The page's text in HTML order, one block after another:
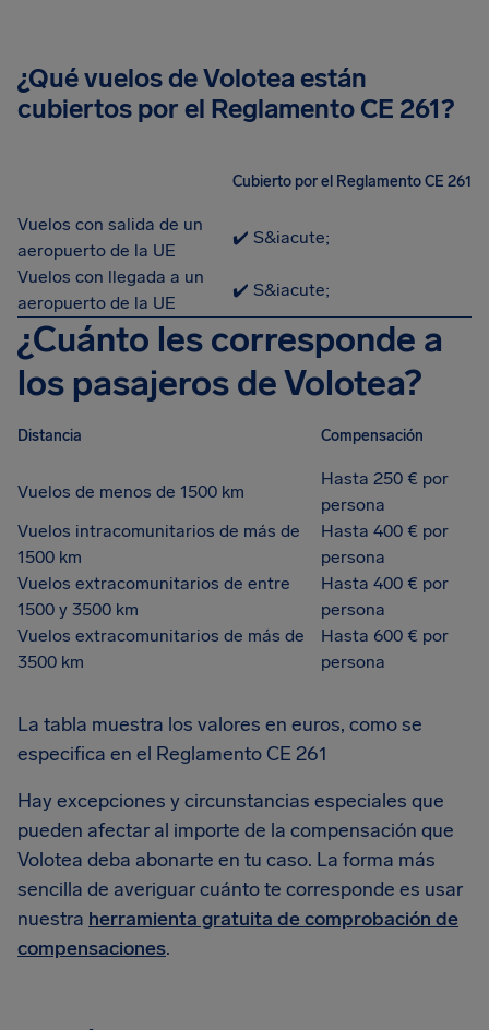
¿Qué vuelos de Volotea están
cubiertos por el Reglamento CE 261?
Cubierto por el Reglamento CE 261
Vuelos con salida de un
aeropuerto de la UE
✔️ S&iacute;
Vuelos con llegada a un
aeropuerto de la UE
✔️ S&iacute;
¿Cuánto les corresponde a
los pasajeros de Volotea?
Distancia Compensación
Vuelos de menos de 1500 km
Hasta 250 € por
persona
Vuelos intracomunitarios de más de
1500 km
Hasta 400 € por
persona
Vuelos extracomunitarios de entre
1500 y 3500 km
Hasta 400 € por
persona
Vuelos extracomunitarios de más de
3500 km
Hasta 600 € por
persona
La tabla muestra los valores en euros, como se
especifica en el Reglamento CE 261
Hay excepciones y circunstancias especiales que
pueden afectar al importe de la compensación que
Volotea deba abonarte en tu caso. La forma más
sencilla de averiguar cuánto te corresponde es usar
nuestra herramienta gratuita de comprobación de
compensaciones.